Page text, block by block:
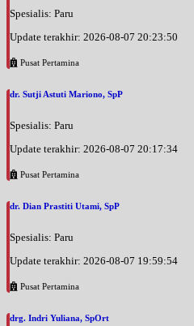
Spesialis: Paru
Update terakhir: 2026-08-07 20:23:50
Pusat Pertamina
dr. Sutji Astuti Mariono, SpP
Spesialis: Paru
Update terakhir: 2026-08-07 20:17:34
Pusat Pertamina
dr. Dian Prastiti Utami, SpP
Spesialis: Paru
Update terakhir: 2026-08-07 19:59:54
Pusat Pertamina
drg. Indri Yuliana, SpOrt